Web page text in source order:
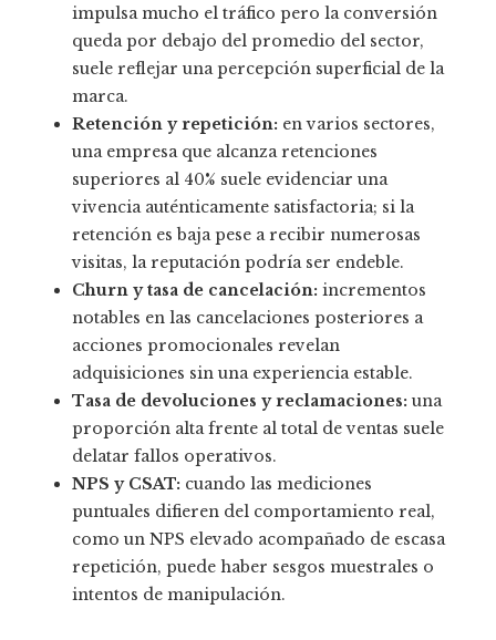
impulsa mucho el tráfico pero la conversión
queda por debajo del promedio del sector,
suele reflejar una percepción superficial de la
marca.
Retención y repetición: en varios sectores,
una empresa que alcanza retenciones
superiores al 40% suele evidenciar una
vivencia auténticamente satisfactoria; si la
retención es baja pese a recibir numerosas
visitas, la reputación podría ser endeble.
Churn y tasa de cancelación: incrementos
notables en las cancelaciones posteriores a
acciones promocionales revelan
adquisiciones sin una experiencia estable.
Tasa de devoluciones y reclamaciones: una
proporción alta frente al total de ventas suele
delatar fallos operativos.
NPS y CSAT: cuando las mediciones
puntuales difieren del comportamiento real,
como un NPS elevado acompañado de escasa
repetición, puede haber sesgos muestrales o
intentos de manipulación.